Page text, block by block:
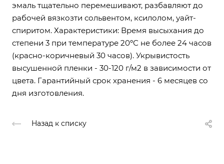
эмаль тщательно перемешивают, разбавляют до
рабочей вязкозти сольвентом, ксилолом, уайт-
спиритом. Характеристики: Время высыхания до
степени 3 при температуре 20ºС не более 24 часов
(красно-коричневый 30 часов). Укрывистость
высушенной пленки - 30-120 г/м2 в зависимости от
цвета. Гарантийный срок хранения - 6 месяцев со
дня изготовления.
Назад к списку